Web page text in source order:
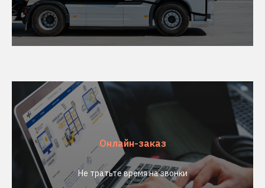
Онлайн-заказ
Не тратьте время на звонки